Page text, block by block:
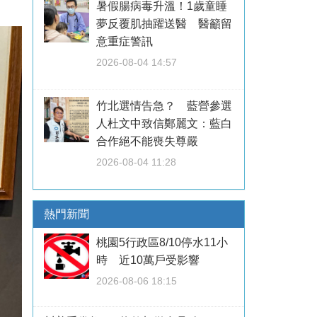
暑假腸病毒升溫！1歲童睡
夢反覆肌抽躍送醫 醫籲留
意重症警訊
2026-08-04 14:57
竹北選情告急？ 藍營參選
人杜文中致信鄭麗文：藍白
合作絕不能喪失尊嚴
2026-08-04 11:28
熱門新聞
桃園5行政區8/10停水11小
時 近10萬戶受影響
2026-08-06 18:15